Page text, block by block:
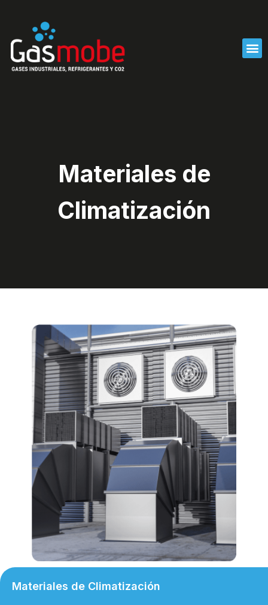
contenido
Materiales de
Climatización
Materiales de Climatización